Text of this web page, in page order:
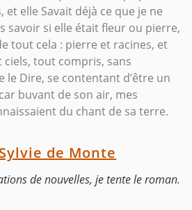
elle Savait déjà ce que je ne
savoir si elle était fleur ou pierre,
tout cela : pierre et racines, et
ciels, tout compris, sans
le Dire, se contentant d’être un
buvant de son air, mes
du chant de sa terre.
Sylvie de Monte
de nouvelles, je tente le roman.